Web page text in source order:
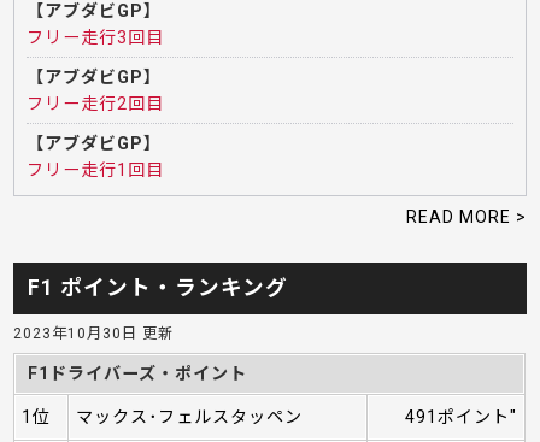
【アブダビGP】
フリー走行3回目
【アブダビGP】
フリー走行2回目
【アブダビGP】
フリー走行1回目
READ MORE >
F1 ポイント・ランキング
2023年10月30日 更新
F1ドライバーズ・ポイント
1位 マックス･フェルスタッペン 491ポイント"